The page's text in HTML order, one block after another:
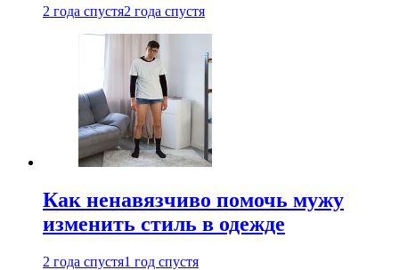
2 года спустя2 года спустя
Как ненавязчиво помочь мужу
изменить стиль в одежде
2 года спустя1 год спустя